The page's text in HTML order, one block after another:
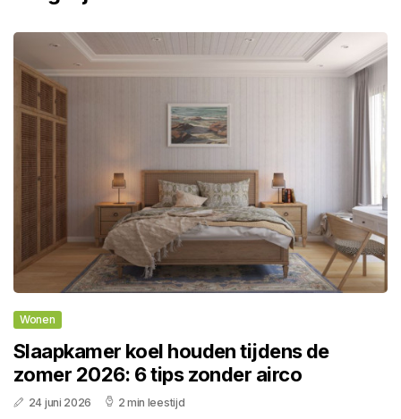
Wonen
Slaapkamer koel houden tijdens de
zomer 2026: 6 tips zonder airco
24 juni 2026 2 min leestijd